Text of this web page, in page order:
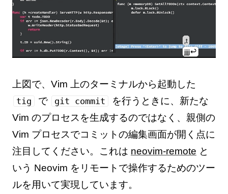
上図で、Vim 上のターミナルから起動した
tig で git commit
を行うときに、新たな
Vim のプロセスを生成するのではなく、親側の
Vim プロセスでコミットの編集画面が開く点に
注目してください。これは neovim-remote と
いう Neovim をリモートで操作するためのツー
ルを用いて実現しています。